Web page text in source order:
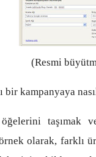
(Resmi
bir kampanyaya
öğelerini
olarak, farklı